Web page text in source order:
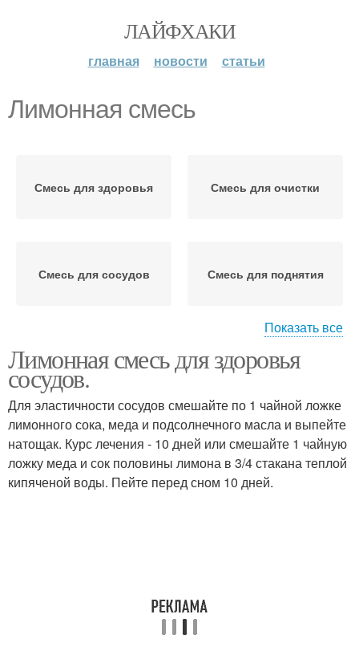
ЛАЙФХАКИ
главная новости статьи
Лимонная смесь
Смесь для здоровья Смесь для очистки
Смесь для сосудов Смесь для поднятия
Витаминная смесь Смесь для иммунитета
Смесь для пирога
Показать все
Лимонная смесь для здоровья
сосудов.
Для эластичности сосудов смешайте по 1 чайной ложке
лимонного сока, меда и подсолнечного масла и выпейте
натощак. Курс лечения - 10 дней или смешайте 1 чайную
ложку меда и сок половины лимона в 3/4 стакана теплой
кипяченой воды. Пейте перед сном 10 дней.